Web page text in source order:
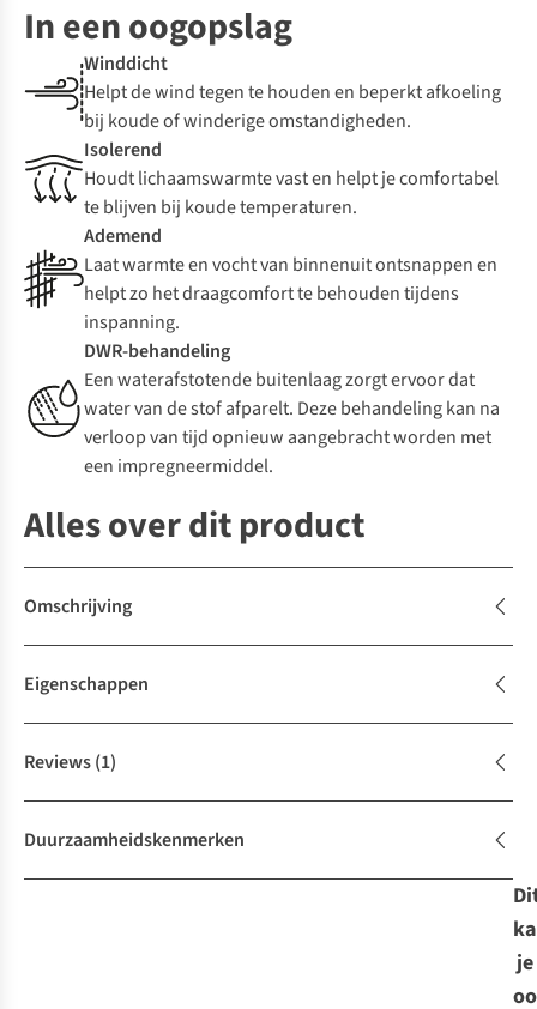
In een oogopslag
Winddicht
Helpt de wind tegen te houden en beperkt afkoeling
bij koude of winderige omstandigheden.
Isolerend
Houdt lichaamswarmte vast en helpt je comfortabel
te blijven bij koude temperaturen.
Ademend
Laat warmte en vocht van binnenuit ontsnappen en
helpt zo het draagcomfort te behouden tijdens
inspanning.
DWR-behandeling
Een waterafstotende buitenlaag zorgt ervoor dat
water van de stof afparelt. Deze behandeling kan na
verloop van tijd opnieuw aangebracht worden met
een impregneermiddel.
Alles over dit product
Omschrijving
Eigenschappen
Reviews(1)
Duurzaamheidskenmerken
je